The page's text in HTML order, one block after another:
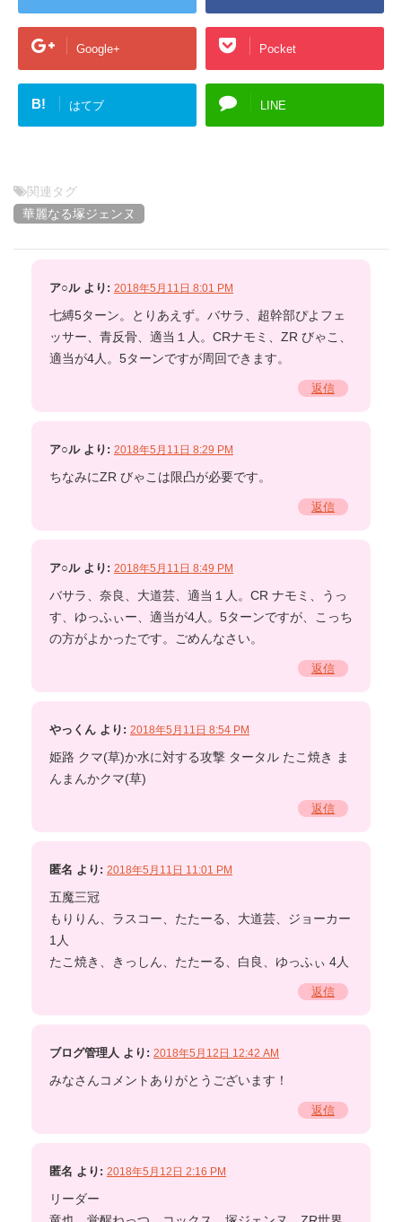
Google+ Pocket
B! はてブ LINE
関連タグ
華麗なる塚ジェンヌ
ア○ル より: 2018年5月11日 8:01 PM
七縛5ターン。とりあえず。バサラ、超幹部ぴよフェ
ッサー、青反骨、適当１人。CRナモミ、ZR びゃこ、
適当が4人。5ターンですが周回できます。
返信
ア○ル より: 2018年5月11日 8:29 PM
ちなみにZR びゃこは限凸が必要です。
返信
ア○ル より: 2018年5月11日 8:49 PM
バサラ、奈良、大道芸、適当１人。CR ナモミ、うっ
す、ゆっふぃー、適当が4人。5ターンですが、こっち
の方がよかったです。ごめんなさい。
返信
やっくん より: 2018年5月11日 8:54 PM
姫路 クマ(草)か水に対する攻撃 タータル たこ焼き ま
んまんかクマ(草)
返信
匿名 より: 2018年5月11日 11:01 PM
五魔三冠
もりりん、ラスコー、たたーる、大道芸、ジョーカー
1人
たこ焼き、きっしん、たたーる、白良、ゆっふぃ 4人
返信
ブログ管理人 より: 2018年5月12日 12:42 AM
みなさんコメントありがとうございます！
返信
匿名 より: 2018年5月12日 2:16 PM
リーダー